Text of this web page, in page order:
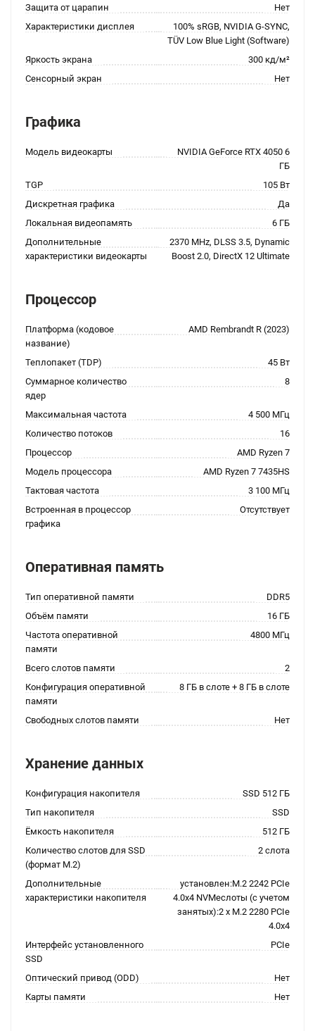
Защита от царапин
Нет
Характеристики дисплея
100% sRGB, NVIDIA G-SYNC,
TÜV Low Blue Light (Software)
Яркость экрана
300 кд/м²
Сенсорный экран
Нет
Графика
Модель видеокарты
NVIDIA GeForce RTX 4050 6
ГБ
TGP
105 Вт
Дискретная графика
Да
Локальная видеопамять
6 ГБ
Дополнительные
характеристики видеокарты
2370 MHz, DLSS 3.5, Dynamic
Boost 2.0, DirectX 12 Ultimate
Процессор
Платформа (кодовое
название)
AMD Rembrandt R (2023)
Теплопакет (TDP)
45 Вт
Суммарное количество
ядер
8
Максимальная частота
4 500 МГц
Количество потоков
16
Процессор
AMD Ryzen 7
Модель процессора
AMD Ryzen 7 7435HS
Тактовая частота
3 100 МГц
Встроенная в процессор
графика
Отсутствует
Оперативная память
Тип оперативной памяти
DDR5
Объём памяти
16 ГБ
Частота оперативной
памяти
4800 МГц
Всего слотов памяти
2
Конфигурация оперативной
памяти
8 ГБ в слоте + 8 ГБ в слоте
Свободных слотов памяти Нет
Хранение данных
Конфигурация накопителя
SSD 512 ГБ
Тип накопителя
SSD
Ёмкость накопителя
512 ГБ
Количество слотов для SSD
(формат M.2)
2 слота
Дополнительные
характеристики накопителя
установлен:M.2 2242 PCIe
4.0x4 NVMeслоты (с учетом
занятых):2 x M.2 2280 PCIe
4.0x4
Интерфейс установленного
SSD
PCIe
Оптический привод (ODD)
Нет
Карты памяти
Нет